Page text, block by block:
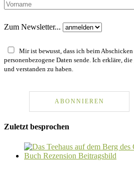
Zum Newsletter...
Mir ist bewusst, dass ich beim Abschicken
personenbezogene Daten sende. Ich erkläre, die
und verstanden zu haben.
Zuletzt besprochen